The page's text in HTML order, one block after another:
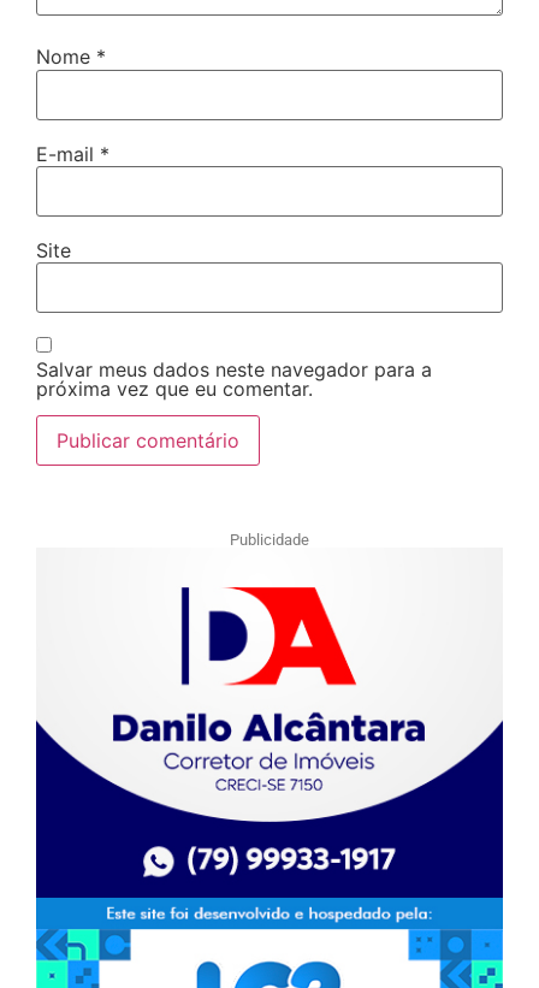
Nome *
E-mail *
Site
Salvar meus dados neste navegador para a
próxima vez que eu comentar.
Publicidade